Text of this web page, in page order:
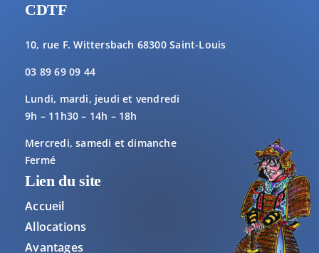
CDTF
10, rue F. Wittersbach 68300 Saint-Louis
03 89 69 09 44
Lundi, mardi, jeudi et vendredi
9h – 11h30 – 14h – 18h
Mercredi, samedi et dimanche
Fermé
Lien du site
Accueil
Allocations
Avantages